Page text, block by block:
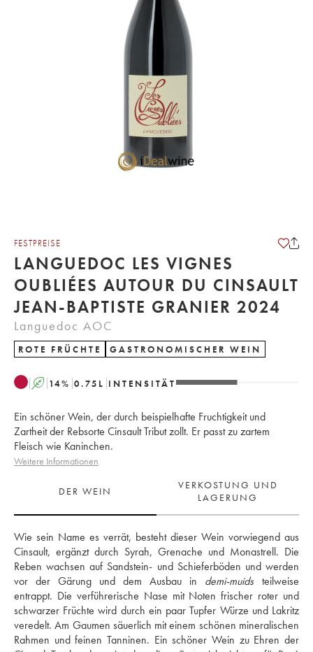
FESTPREISE
LANGUEDOC LES VIGNES
OUBLIÉES AUTOUR DU CINSAULT
JEAN-BAPTISTE GRANIER 2024
Languedoc AOC
ROTE FRÜCHTE GASTRONOMISCHER WEIN
A 14% 0.75 L INTENSITÄT
Ein schöner Wein, der durch beispielhafte Fruchtigkeit und
Zartheit der Rebsorte Cinsault Tribut zollt. Er passt zu zartem
Fleisch wie Kaninchen.
Weitere Informationen
DER WEIN
VERKOSTUNG UND
LAGERUNG
Wie sein Name es verrät, besteht dieser Wein vorwiegend aus
Cinsault, ergänzt durch Syrah, Grenache und Monastrell. Die
Reben wachsen auf Sandstein- und Schieferböden und werden
vor der Gärung und dem Ausbau in demi-muids teilweise
entrappt. Die verführerische Nase mit Noten frischer roter und
schwarzer Früchte wird durch ein paar Tupfer Würze und Lakritz
veredelt. Am Gaumen säuerlich mit einem schönen mineralischen
Rahmen und feinen Tanninen. Ein schöner Wein zu Ehren der